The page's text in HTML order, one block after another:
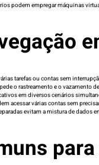
podem empregar máquinas
tarefas ou contas sem
o rastreamento e o vazamento
em diversos cenários
acessar várias contas sem
evitam a mistura de dados